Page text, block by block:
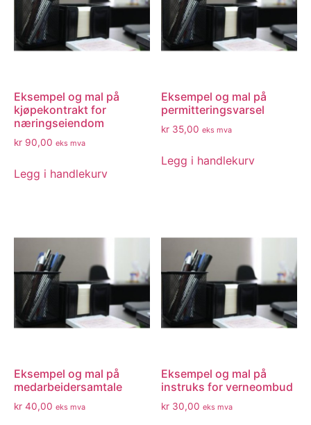
Eksempel og mal på
kjøpekontrakt for
næringseiendom
kr 90,00 eks mva
Legg i handlekurv
Eksempel og mal på
permitteringsvarsel
kr 35,00 eks mva
Legg i handlekurv
Eksempel og mal på
medarbeidersamtale
kr 40,00 eks mva
Eksempel og mal på
instruks for verneombud
kr 30,00 eks mva